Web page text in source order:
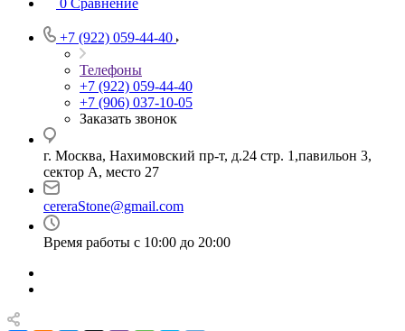
0 Сравнение
+7 (922) 059-44-40
Телефоны
+7 (922) 059-44-40
+7 (906) 037-10-05
Заказать звонок
г. Москва, Нахимовский пр-т, д.24 стр. 1,павильон 3,
сектор А, место 27
cereraStone@gmail.com
Время работы с 10:00 до 20:00